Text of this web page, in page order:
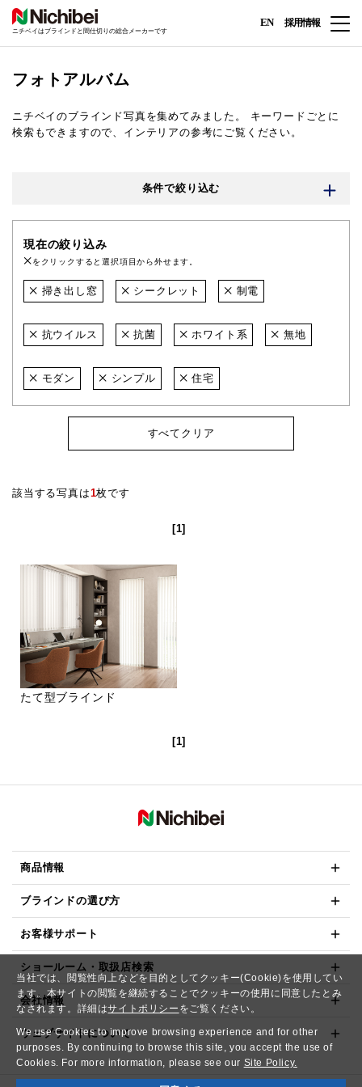
当社では、閲覧性向上などを目的としてクッキー(Cookie)を使用してい
ます。本サイトの閲覧を継続することでクッキーの使用に同意したとみ
なされます。詳細はサイトポリシー をご覧ください。
We use Cookies to improve browsing experience and for other
purposes. By continuing to browse this site, you accept the use of
Cookies. For more information, please see our Site Policy.
ニチベイはブラインドと間仕切りの総合メーカーです
EN 採用情報
フォトアルバム
ニチベイのブラインド写真を集めてみました。
キーワードごとに
検索もできますので、インテリアの参考にご覧ください。
条件で絞り込む
現在の絞り込み
をクリックすると選択項目から外せます。
掃き出し窓 シークレット 制電
抗ウイルス 抗菌 ホワイト系 無地
モダン シンプル 住宅
すべてクリア
該当する写真は1枚です
[1]
たて型ブラインド
[1]
商品情報
ブラインドの選び方
お客様サポート
ショールーム・取扱店検索
会社情報
ウェブサイトについて